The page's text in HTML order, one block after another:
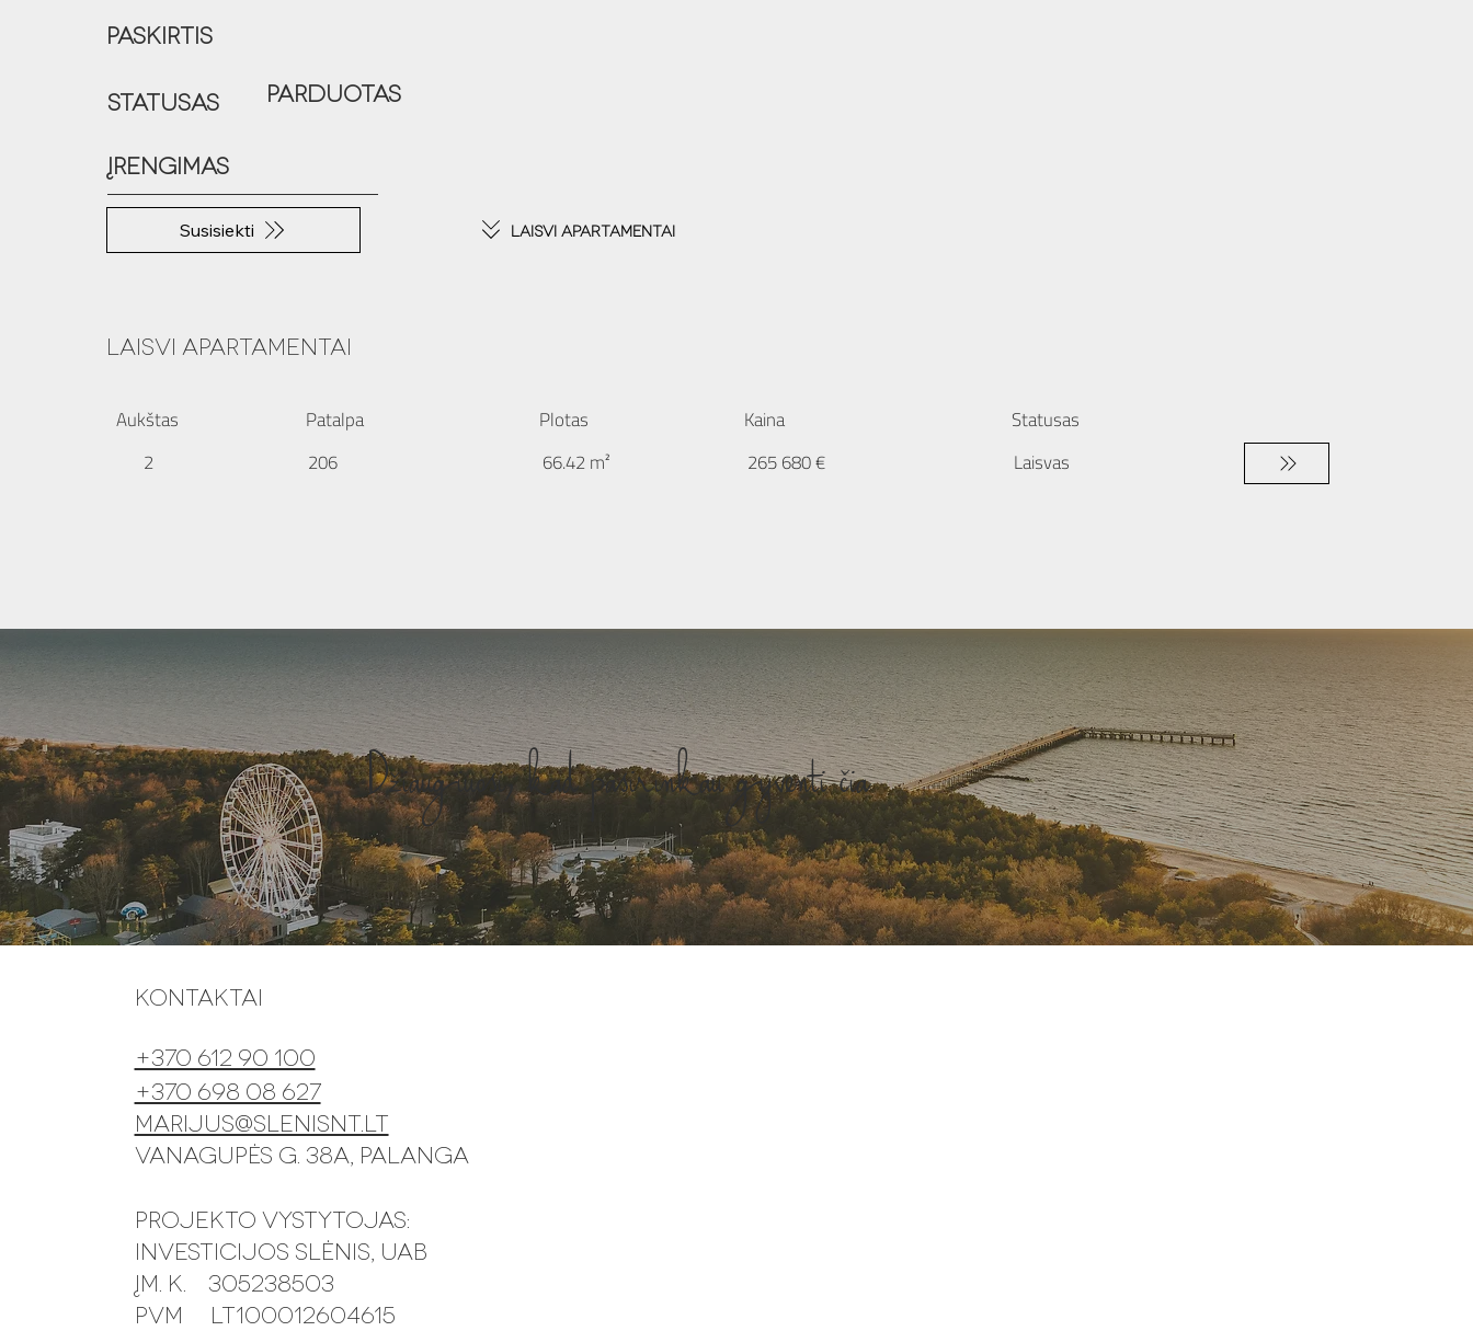
Paskirtis
Parduotas
Statusas
Įrengimas
Susisiekti Laisvi apartamentai
Laisvi apartamentai
2 206 66.42 m² 265 680 € Laisvas
Aukštas Patalpa Plotas Kaina Statusas
Džiaugiuosi, kad pasirinkau gyventi čia
Projekto vystytojas:
Investicijos slėnis, UAB
Įm. k. 305238503
PVM LT100012604615
Kontaktai
+370 612 90 100
+370 698 08 627
marijus@slenisnt.lt
Vanagupės g. 38A, Palanga